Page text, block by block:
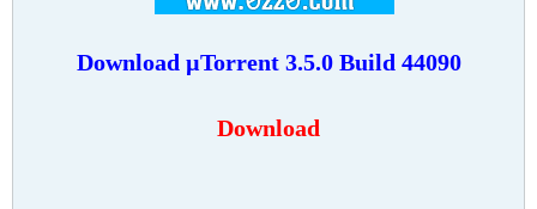
Download µTorrent 3.5.0 Build 44090
Download